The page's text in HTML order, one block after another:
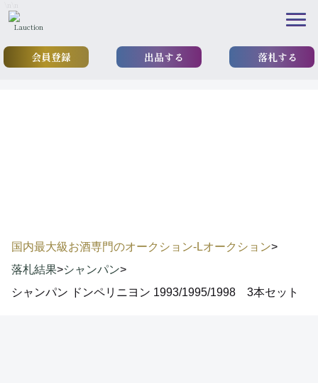
会員登録 出品する 落札する
国内最大級お酒専門のオークション-Lオークション>
落札結果>シャンパン>
シャンパン ドンペリニヨン 1993/1995/1998 3本セット